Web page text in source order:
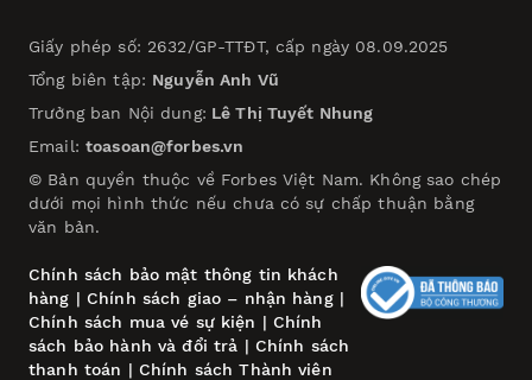
Giấy phép số: 2632/GP-TTĐT, cấp ngày 08.09.2025
Tổng biên tập: Nguyễn Anh Vũ
Trưởng ban Nội dung: Lê Thị Tuyết Nhung
Email: toasoan@forbes.vn
© Bản quyền thuộc về Forbes Việt Nam. Không sao chép
dưới mọi hình thức nếu chưa có sự chấp thuận bằng
văn bản.
Chính sách bảo mật thông tin khách
hàng | Chính sách giao – nhận hàng|
Chính sách mua vé sự kiện | Chính
sách bảo hành và đổi trả | Chính sách
thanh toán | Chính sách Thành viên